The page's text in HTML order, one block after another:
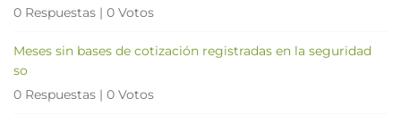
0 Respuestas | 0 Votos
Meses sin bases de cotización registradas en la seguridad
so
0 Respuestas | 0 Votos